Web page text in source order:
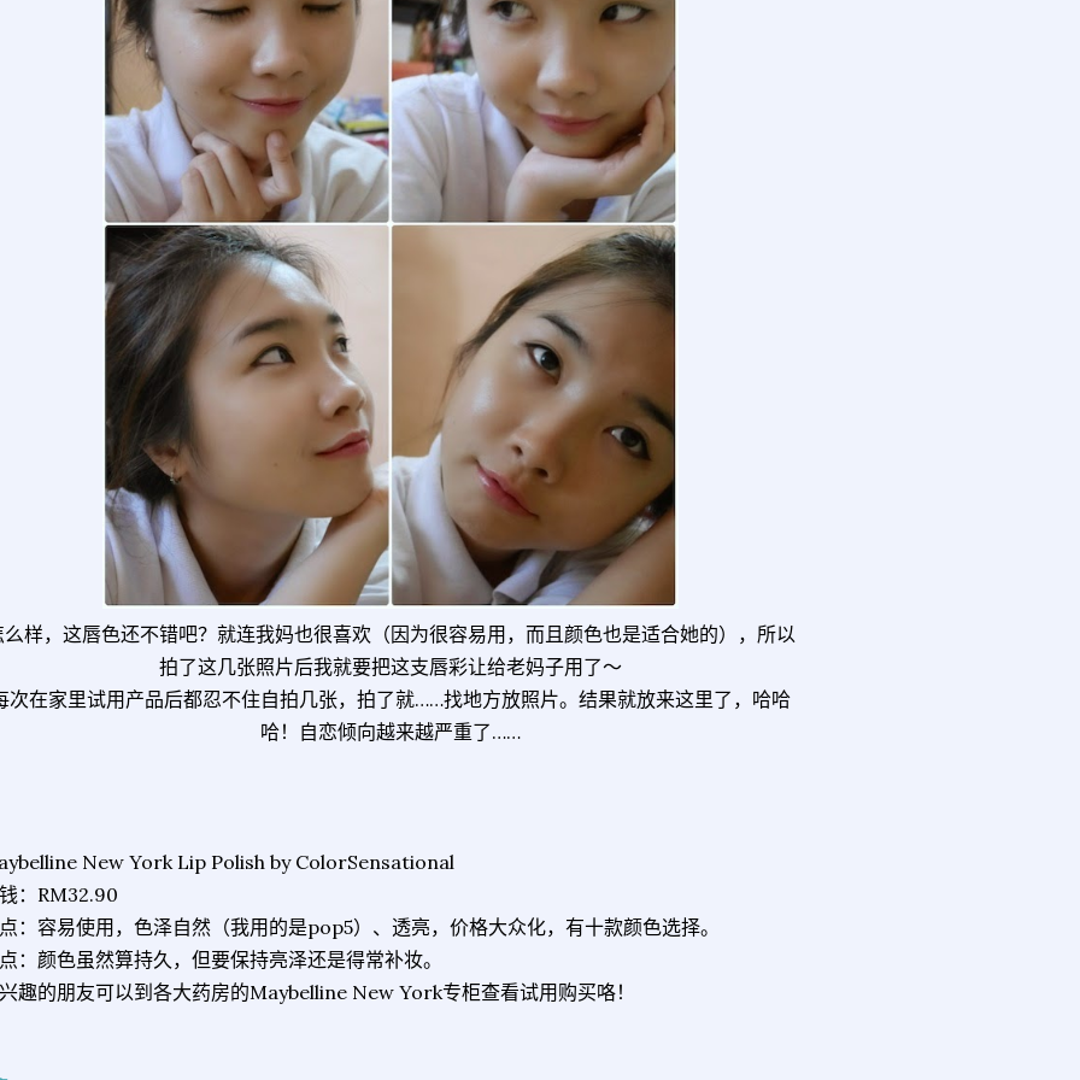
么样，这唇色还不错吧？就连我妈也很喜欢（因为很容易用，而且颜色也是适合她的），所以
拍了这几张照片后我就要把这支唇彩让给老妈子用了～
次在家里试用产品后都忍不住自拍几张，拍了就……找地方放照片。结果就放来这里了，哈哈
哈！自恋倾向越来越严重了……
New York Lip Polish by ColorSensational
：RM32.90
：容易使用，色泽自然（我用的是pop5）、透亮，价格大众化，有十款颜色选择。
：颜色虽然算持久，但要保持亮泽还是得常补妆。
趣的朋友可以到各大药房的Maybelline New York专柜查看试用购买咯！